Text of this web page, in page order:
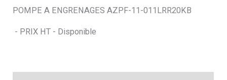
POMPE A ENGRENAGES AZPF-11-011LRR20KB
- PRIX HT - Disponible